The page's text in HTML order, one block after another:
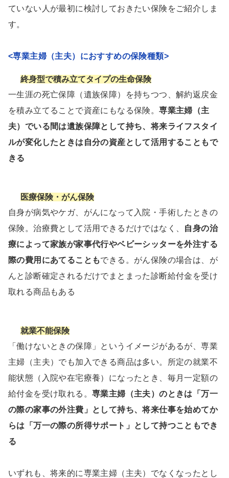
ていない人が最初に検討しておきたい保険をご紹介しま
す。
<専業主婦（主夫）におすすめの保険種類>
終身型で積み立てタイプの生命保険
一生涯の死亡保障（遺族保障）を持ちつつ、解約返戻金
を積み立てることで資産にもなる保険。専業主婦（主
夫）でいる間は遺族保障として持ち、将来ライフスタイ
ルが変化したときは自分の資産として活用することもで
きる
医療保険・がん保険
自身が病気やケガ、がんになって入院・手術したときの
保険。治療費として活用できるだけではなく、 自身の治
療によって家族が家事代行やベビーシッターを外注する
際の費用にあてることもできる。がん保険の場合は、が
んと診断確定されるだけでまとまった診断給付金を受け
取れる商品もある
就業不能保険
「働けないときの保障」というイメージがあるが、専業
主婦（主夫）でも加入できる商品は多い。所定の就業不
能状態（入院や在宅療養）になったとき、毎月一定額の
給付金を受け取れる。 専業主婦（主夫）のときは「万一
の際の家事の外注費」として持ち、将来仕事を始めてか
らは「万一の際の所得サポート」として持つこともでき
る
いずれも、将来的に専業主婦（主夫）でなくなったとし